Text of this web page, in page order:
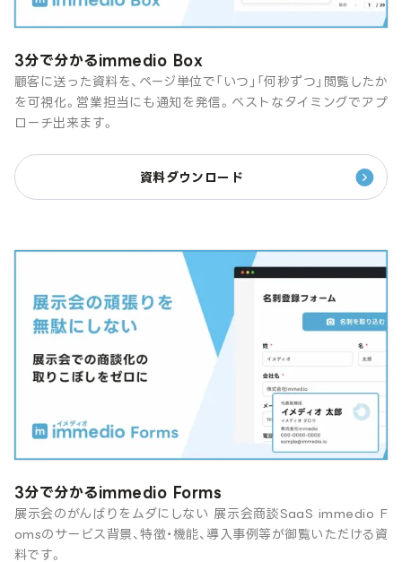
3分で分かるimmedio Box
顧客に送った資料を、ページ単位で「いつ」「何秒ずつ」閲覧したか
を可視化。営業担当にも通知を発信。ベストなタイミングでアプ
ローチ出来ます。
資料ダウンロード
3分で分かるimmedio Forms
展示会のがんばりをムダにしない 展示会商談SaaS immedio F
omsのサービス背景、特徴・機能、導入事例等が御覧いただける資
料です。